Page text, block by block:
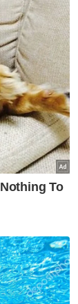
yang
kali ini.
terbaik